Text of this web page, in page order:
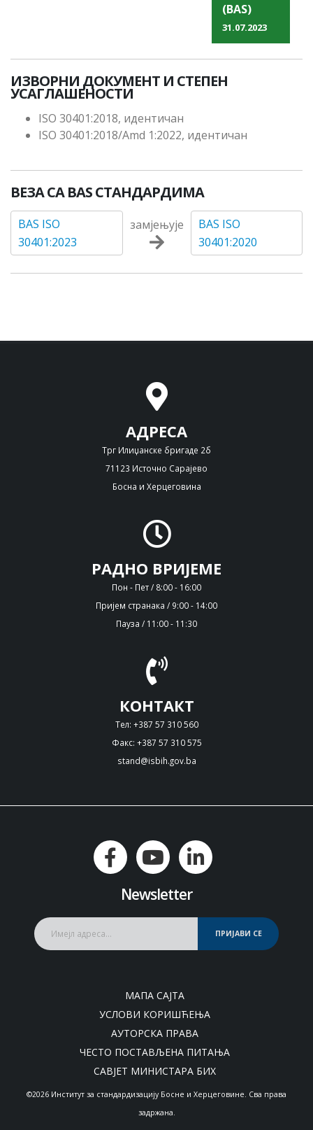
(BAS)
31.07.2023
ИЗВОРНИ ДОКУМЕНТ И СТЕПЕН
УСАГЛАШЕНОСТИ
ISO 30401:2018, идентичан
ISO 30401:2018/Amd 1:2022, идентичан
ВЕЗА СА BAS СТАНДАРДИМА
BAS ISO
30401:2023
замјењује
BAS ISO
30401:2020
АДРЕСА
Трг Илиџанске бригаде 2б
71123 Источно Сарајево
Босна и Херцеговина
РАДНО ВРИЈЕМЕ
Пон - Пет / 8:00 - 16:00
Пријем странака / 9:00 - 14:00
Пауза / 11:00 - 11:30
КОНТАКТ
Тел: +387 57 310 560
Факс: +387 57 310 575
stand@isbih.gov.ba
Newsletter
ПРИЈАВИ СЕ
МАПА САЈТА
УСЛОВИ КОРИШЋЕЊА
АУТОРСКА ПРАВА
ЧЕСТО ПОСТАВЉЕНА ПИТАЊА
САВЈЕТ МИНИСТАРА БИХ
©2026 Институт за стандардизацију Босне и Херцеговине. Сва права
задржана.